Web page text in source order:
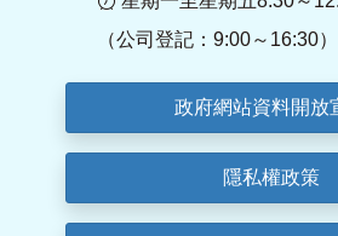
（公司登記：9:00～16:30
政府網站資料開放
隱私權政策